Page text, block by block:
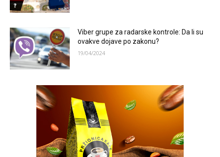
Viber grupe za radarske kontrole: Da li su
ovakve dojave po zakonu?
19/04/2024